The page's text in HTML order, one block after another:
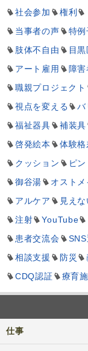
社会参加
権利
当事者の声
特例
肢体不自由
目黒
アート雇用
障害
職親プロジェクト
視点を変える
バ
福祉器具
補装具
啓発絵本
体験格
クッション
ピン
御谷湯
オストメ
アルケア
見え
注射
YouTube
患者交流会
SNS
相談支援
防災
CDQ認証
療育
仕事